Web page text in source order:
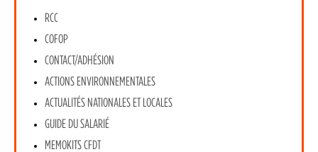
RCC
COFOP
CONTACT/ADHÉSION
ACTIONS ENVIRONNEMENTALES
ACTUALITÉS NATIONALES ET LOCALES
GUIDE DU SALARIÉ
MEMOKITS CFDT